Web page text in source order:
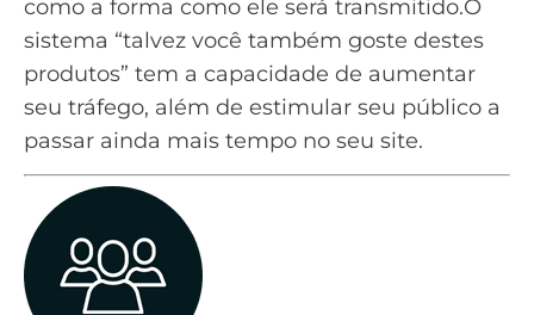
como a forma como ele será transmitido.O
sistema “talvez você também goste destes
produtos” tem a capacidade de aumentar
seu tráfego, além de estimular seu público a
passar ainda mais tempo no seu site.